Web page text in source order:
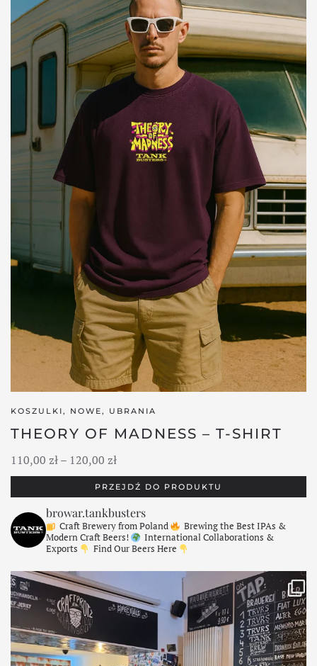
KOSZULKI, NOWE, UBRANIA
THEORY OF MADNESS – T-SHIRT
110,00 zł– 120,00 złZakres
cen:
od
110,00 zł
do
120,00 zł
PRZEJDŹ DO PRODUKTU
browar.tankbusters
Craft Brewery from Poland
Brewing the Best IPAs &
Modern Craft Beers!
International Collaborations &
Exports
Find Our Beers Here